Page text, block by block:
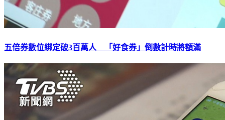
五倍券數位綁定破3百萬人 「好食券」倒數計時將額滿